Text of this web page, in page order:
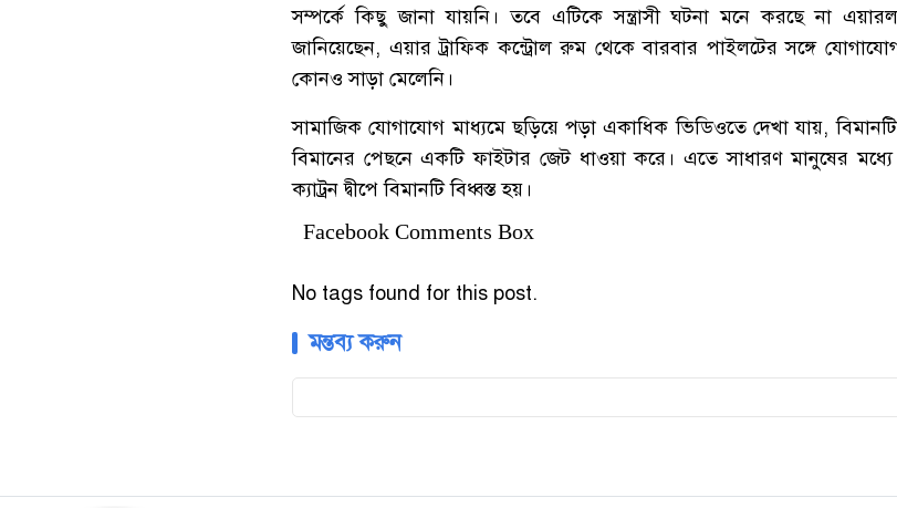
সম্পর্কে কিছু জানা যায়নি। তবে এটিকে সন্ত্রাসী ঘটনা মনে করছে না
জানিয়েছেন, এয়ার ট্রাফিক কন্ট্রোল রুম থেকে বারবার পাইলটের সঙ্গে
কোনও সাড়া মেলেনি।
সামাজিক যোগাযোগ মাধ্যমে ছড়িয়ে পড়া একাধিক ভিডিওতে দেখা যায়,
বিমানের পেছনে একটি ফাইটার জেট ধাওয়া করে। এতে সাধারণ মানুষের
ক্যাট্রন দ্বীপে বিমানটি বিধ্বস্ত হয়।
Facebook Comments Box
No tags found for this post.
মন্তব্য করুন